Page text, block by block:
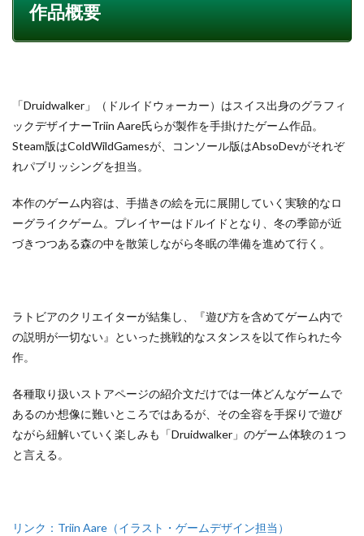
作品概要
「Druidwalker」（ドルイドウォーカー）はスイス出身のグラフィ
ックデザイナーTriin Aare氏らが製作を手掛けたゲーム作品。
Steam版はColdWildGamesが、コンソール版はAbsoDevがそれぞ
れパブリッシングを担当。
本作のゲーム内容は、手描きの絵を元に展開していく実験的なロ
ーグライクゲーム。プレイヤーはドルイドとなり、冬の季節が近
づきつつある森の中を散策しながら冬眠の準備を進めて行く。
ラトビアのクリエイターが結集し、『遊び方を含めてゲーム内で
の説明が一切ない』といった挑戦的なスタンスを以て作られた今
作。
各種取り扱いストアページの紹介文だけでは一体どんなゲームで
あるのか想像に難いところではあるが、その全容を手探りで遊び
ながら紐解いていく楽しみも「Druidwalker」のゲーム体験の１つ
と言える。
リンク：Triin Aare（イラスト・ゲームデザイン担当）